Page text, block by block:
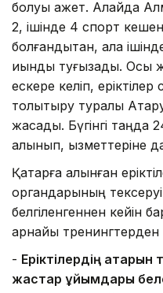
болуы қажет. Алайда
2, ішінде 4 спорт
болғандықтан, қала
қиындық туғызады. Осы
ескере келіп,
толықтыру туралы
жасадық. Бүгінгі
алынып, қызметтеріне
Қатарға алынған
органдарының
белгіленгеннен кейін
арнайы тренингтерден
- Еріктілердің
жастар ұйымдары